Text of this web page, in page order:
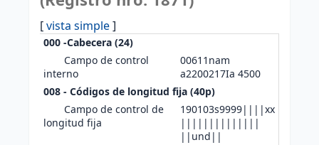
[vista simple]
000 -Cabecera (24)
Campo de control
interno
00611nam
a2200217Ia 4500
008 - Códigos de longitud fija (40p)
Campo de control de
longitud fija
190103s9999||||xx
||||||||||||||
||und||